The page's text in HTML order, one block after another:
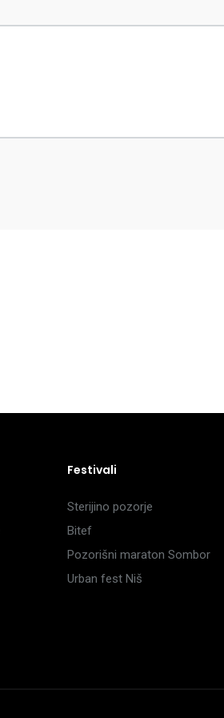
Festivali
Sterijino pozorje
Bitef
Pozorišni maraton Sombor
Urban fest Niš